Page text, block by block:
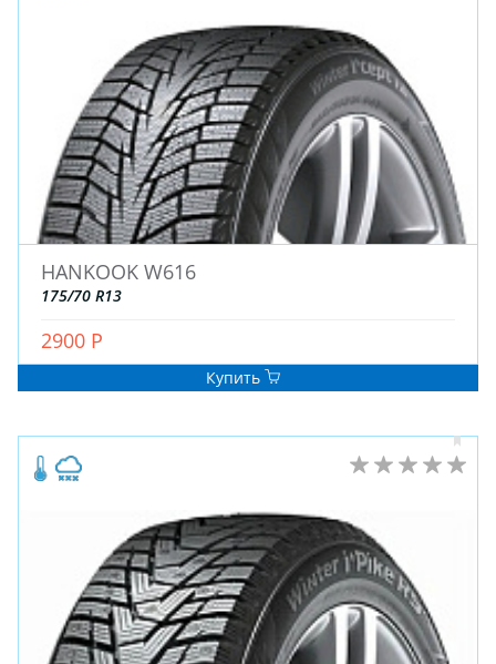
HANKOOK W616
175/70 R13
2900 Р
Купить